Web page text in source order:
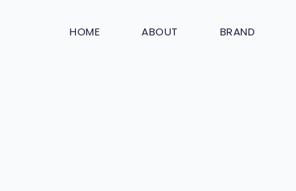
HOME ABOUT BRAND